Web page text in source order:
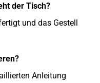
der Tisch?
und das Gestell
Anleitung